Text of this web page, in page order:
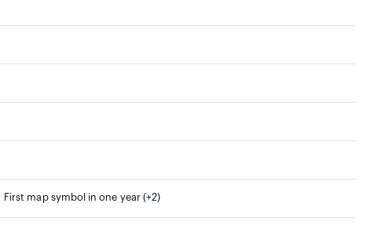
First map symbol in one year (+2)